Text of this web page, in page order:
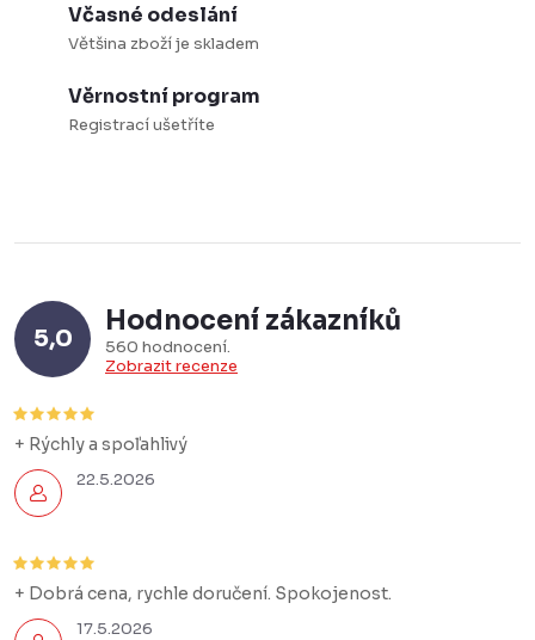
Včasné odeslání
Většina zboží je skladem
Věrnostní program
Registrací ušetříte
5,0
Hodnocení zákazníků
560 hodnocení
Zobrazit recenze
22.5.2026
+ Rýchly a spoľahlivý
17.5.2026
+ Dobrá cena, rychle doručení. Spokojenost.